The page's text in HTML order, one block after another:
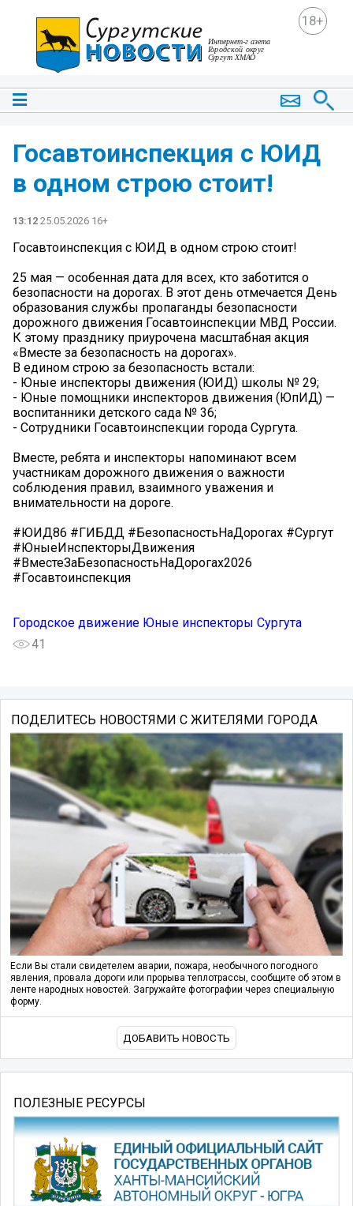
18+
Госавтоинспекция с ЮИД
в одном строю стоит!
13:12 25.05.2026 16+
Госавтоинспекция с ЮИД в одном строю стоит!
25 мая — особенная дата для всех, кто заботится о
безопасности на дорогах. В этот день отмечается День
образования службы пропаганды безопасности
дорожного движения Госавтоинспекции МВД России.
К этому празднику приурочена масштабная акция
«Вместе за безопасность на дорогах».
В едином строю за безопасность встали:
- Юные инспекторы движения (ЮИД) школы № 29;
- Юные помощники инспекторов движения (ЮпИД) —
воспитанники детского сада № 36;
- Сотрудники Госавтоинспекции города Сургута.
Вместе, ребята и инспекторы напоминают всем
участникам дорожного движения о важности
соблюдения правил, взаимного уважения и
внимательности на дороге.
#ЮИД86 #ГИБДД #БезопасностьНаДорогах #Сургут
#ЮныеИнспекторыДвижения
#ВместеЗаБезопасностьНаДорогах2026
#Госавтоинспекция
Городское движение Юные инспекторы Сургута
41
ПОДЕЛИТЕСЬ НОВОСТЯМИ С ЖИТЕЛЯМИ ГОРОДА
Если Вы стали свидетелем аварии, пожара, необычного погодного
явления, провала дороги или прорыва теплотрассы, сообщите об этом в
ленте народных новостей. Загружайте фотографии через специальную
форму.
ДОБАВИТЬ НОВОСТЬ
ПОЛЕЗНЫЕ РЕСУРСЫ